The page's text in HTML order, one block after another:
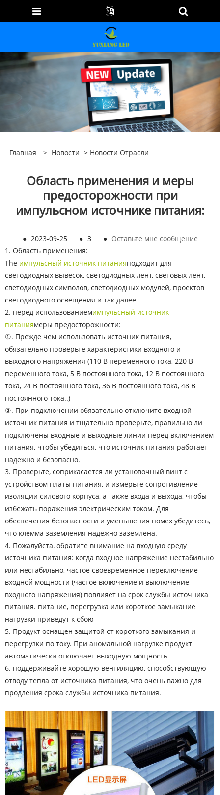
Главная > Новости > Новости Отрасли
Область применения и меры
предосторожности при
импульсном источнике питания:
● 2023-09-25 ● 3 ● Оставьте мне сообщение
1. Область применения:
The импульсный источник питанияподходит для
светодиодных вывесок, светодиодных лент, световых лент,
светодиодных символов, светодиодных модулей, проектов
светодиодного освещения и так далее.
2. перед использованиемимпульсный источник
питаниямеры предосторожности:
①. Прежде чем использовать источник питания,
обязательно проверьте характеристики входного и
выходного напряжения (110 В переменного тока, 220 В
переменного тока, 5 В постоянного тока, 12 В постоянного
тока, 24 В постоянного тока, 36 В постоянного тока, 48 В
постоянного тока..)
②. При подключении обязательно отключите входной
источник питания и тщательно проверьте, правильно ли
подключены входные и выходные линии перед включением
питания, чтобы убедиться, что источник питания работает
надежно и безопасно.
3. Проверьте, соприкасается ли установочный винт с
устройством платы питания, и измерьте сопротивление
изоляции силового корпуса, а также входа и выхода, чтобы
избежать поражения электрическим током. Для
обеспечения безопасности и уменьшения помех убедитесь,
что клемма заземления надежно заземлена.
4. Пожалуйста, обратите внимание на входную среду
источника питания: когда входное напряжение нестабильно
или нестабильно, частое своевременное переключение
входной мощности (частое включение и выключение
входного напряжения) повлияет на срок службы источника
питания. питание, перегрузка или короткое замыкание
нагрузки приведут к сбою
5. Продукт оснащен защитой от короткого замыкания и
перегрузки по току. При аномальной нагрузке продукт
автоматически отключает выходную мощность.
6. поддерживайте хорошую вентиляцию, способствующую
отводу тепла от источника питания, что очень важно для
продления срока службы источника питания.